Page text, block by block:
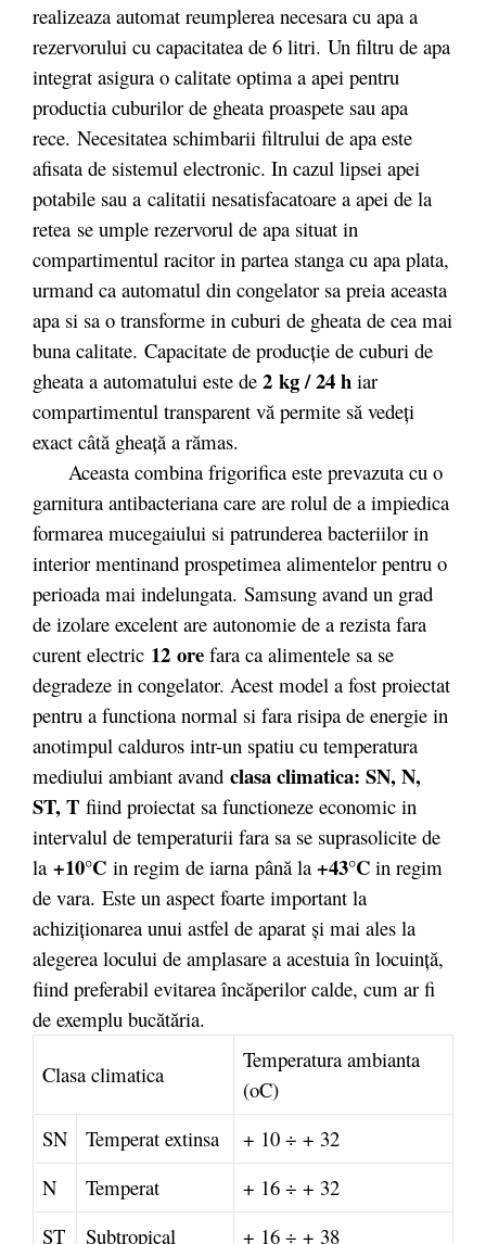
realizeaza automat reumplerea necesara cu apa a
rezervorului cu capacitatea de 6 litri. Un filtru de apa
integrat asigura o calitate optima a apei pentru
productia cuburilor de gheata proaspete sau apa
rece. Necesitatea schimbarii filtrului de apa este
afisata de sistemul electronic. In cazul lipsei apei
potabile sau a calitatii nesatisfacatoare a apei de la
retea se umple rezervorul de apa situat in
compartimentul racitor in partea stanga cu apa plata,
urmand ca automatul din congelator sa preia aceasta
apa si sa o transforme in cuburi de gheata de cea mai
buna calitate. Capacitate de producţie de cuburi de
gheata a automatului este de 2 kg / 24 h iar
compartimentul transparent vă permite să vedeţi
exact câtă gheaţă a rămas.
Aceasta combina frigorifica este prevazuta cu o
garnitura antibacteriana care are rolul de a impiedica
formarea mucegaiului si patrunderea bacteriilor in
interior mentinand prospetimea alimentelor pentru o
perioada mai indelungata. Samsung avand un grad
de izolare excelent are autonomie de a rezista fara
curent electric 12 ore fara ca alimentele sa se
degradeze in congelator. Acest model a fost proiectat
pentru a functiona normal si fara risipa de energie in
anotimpul calduros intr-un spatiu cu temperatura
mediului ambiant avand clasa climatica: SN, N,
ST, T fiind proiectat sa functioneze economic in
intervalul de temperaturii fara sa se suprasolicite de
la +10°C in regim de iarna până la +43°C in regim
de vara. Este un aspect foarte important la
achiziţionarea unui astfel de aparat şi mai ales la
alegerea locului de amplasare a acestuia în locuinţă,
fiind preferabil evitarea încăperilor calde, cum ar fi
de exemplu bucătăria.
Clasa climatica
Temperatura ambianta
(oC)
SN
Temperat extinsa
+ 10 ÷ + 32
N
Temperat
+ 16 ÷ + 32
ST
Subtropical + 16 ÷ + 38